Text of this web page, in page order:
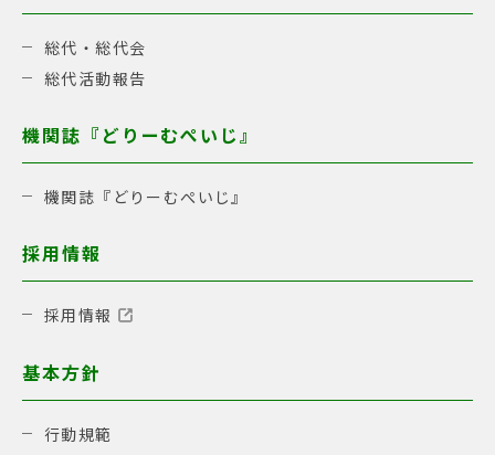
総代・総代会
総代活動報告
機関誌『どりーむぺいじ』
機関誌『どりーむぺいじ』
採用情報
採用情報
基本方針
行動規範